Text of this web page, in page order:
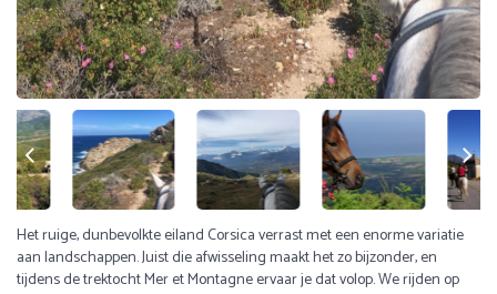
Het ruige, dunbevolkte eiland Corsica verrast met een enorme variatie
aan landschappen. Juist die afwisseling maakt het zo bijzonder, en
tijdens de trektocht Mer et Montagne ervaar je dat volop. We rijden op